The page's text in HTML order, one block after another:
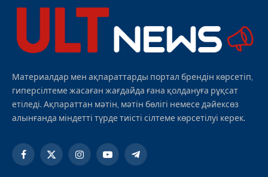
Материалдар мен ақпараттарды портал брендін көрсетіп,
гиперсілтеме жасаған жағдайда ғана қолдануға рұқсат
етіледі. Ақпараттан мәтін, мәтін бөлігі немесе дәйексөз
алынғанда міндетті түрде тиісті сілтеме көрсетілуі керек.
Facebook
X
InstagramYouTubeTelegram